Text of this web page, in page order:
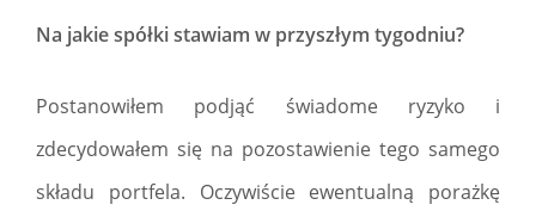
Na jakie spółki stawiam w przyszłym tygodniu?
Postanowiłem podjąć świadome ryzyko i
zdecydowałem się na pozostawienie tego samego
składu portfela. Oczywiście ewentualną porażkę